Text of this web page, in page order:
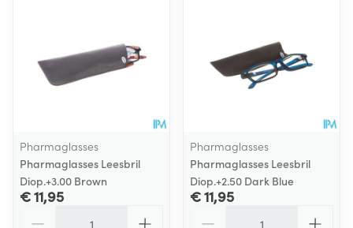
Pharmaglasses
Pharmaglasses Leesbril
Diop.+3.00 Brown
€ 11,95
Pharmaglasses
Pharmaglasses Leesbril
Diop.+2.50 Dark Blue
€ 11,95